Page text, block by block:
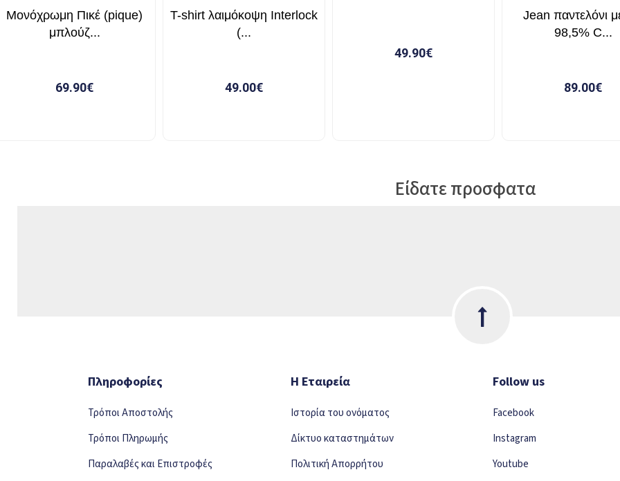
Είδατε προσφατα
Πληροφορίες
Τρόποι Αποστολής
Τρόποι Πληρωμής
Παραλαβές και Επιστροφές
Η Εταιρεία
Ιστορία του ονόματος
Δίκτυο καταστημάτων
Πολιτική Απορρήτου
Follow us
Facebook
Instagram
Youtube